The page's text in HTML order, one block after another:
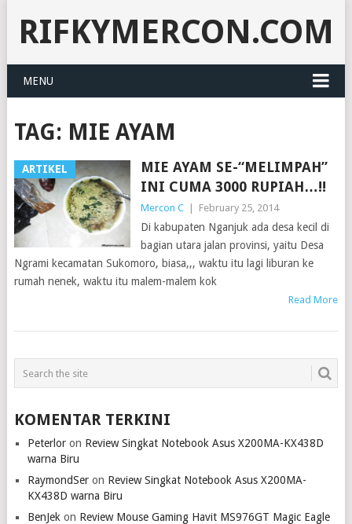
RIFKYMERCON.COM
MENU
TAG: MIE AYAM
ARTIKEL
MIE AYAM SE-“MELIMPAH”
INI CUMA 3000 RUPIAH…!!
Mercon C February 25, 2014
Di kabupaten Nganjuk ada desa kecil di
bagian utara jalan provinsi, yaitu Desa
Ngrami kecamatan Sukomoro, biasa,,, waktu itu lagi liburan ke
rumah nenek, waktu itu malem-malem kok
Read More
KOMENTAR TERKINI
Peterloron Review Singkat Notebook Asus X200MA-KX438D
warna Biru
RaymondSeron Review Singkat Notebook Asus X200MA-
KX438D warna Biru
BenJek on Review Mouse Gaming Havit MS976GT Magic Eagle